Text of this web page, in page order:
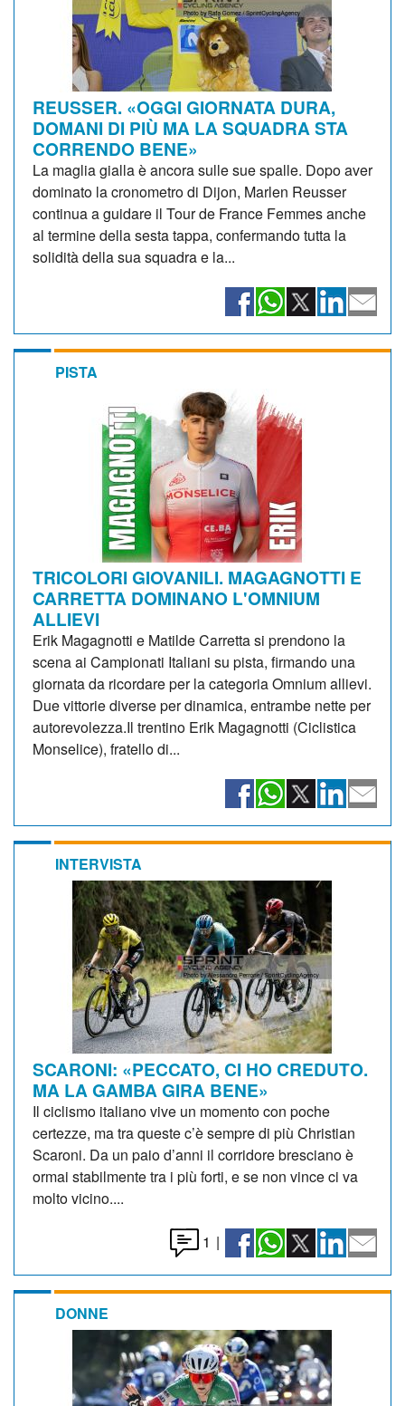
REUSSER. «OGGI GIORNATA DURA,
DOMANI DI PIÙ MA LA SQUADRA STA
CORRENDO BENE»
La maglia gialla è ancora sulle sue spalle. Dopo aver
dominato la cronometro di Dijon, Marlen Reusser
continua a guidare il Tour de France Femmes anche
al termine della sesta tappa, confermando tutta la
solidità della sua squadra e la...
PISTA
TRICOLORI GIOVANILI. MAGAGNOTTI E
CARRETTA DOMINANO L'OMNIUM
ALLIEVI
Erik Magagnotti e Matilde Carretta si prendono la
scena ai Campionati Italiani su pista, firmando una
giornata da ricordare per la categoria Omnium allievi.
Due vittorie diverse per dinamica, entrambe nette per
autorevolezza.Il trentino Erik Magagnotti (Ciclistica
Monselice), fratello di...
INTERVISTA
SCARONI: «PECCATO, CI HO CREDUTO.
MA LA GAMBA GIRA BENE»
Il ciclismo italiano vive un momento con poche
certezze, ma tra queste c’è sempre di più Christian
Scaroni. Da un paio d’anni il corridore bresciano è
ormai stabilmente tra i più forti, e se non vince ci va
molto vicino....
1 |
DONNE